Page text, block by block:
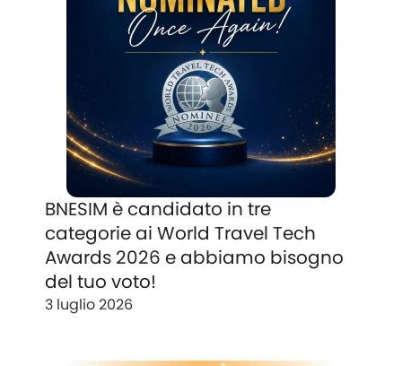
BNESIM è candidato in tre
categorie ai World Travel Tech
Awards 2026 e abbiamo bisogno
del tuo voto!
3 luglio 2026